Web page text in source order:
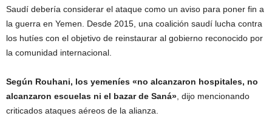
Saudí debería considerar el ataque como un aviso para poner fin a
la guerra en Yemen. Desde 2015, una coalición saudí lucha contra
los hutíes con el objetivo de reinstaurar al gobierno reconocido por
la comunidad internacional.
Según Rouhani, los yemeníes «no alcanzaron hospitales, no
alcanzaron escuelas ni el bazar de Saná» , dijo mencionando
criticados ataques aéreos de la alianza.